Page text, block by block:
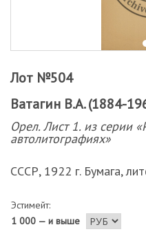
Лот №504
Ватагин В.А. (1884-
Орел. Лист 1. из серии
автолитографиях»
СССР, 1922 г. Бумага,
Эстимейт:
1 000 — и выше